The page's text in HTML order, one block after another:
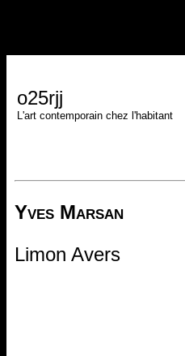
o25rjj
L'art contemporain chez l'habitant
Yves Marsan
Limon Avers